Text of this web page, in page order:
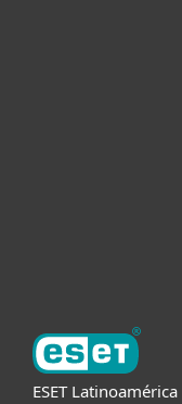
ESET Latinoamérica